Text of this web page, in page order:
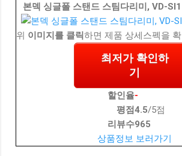
본덱 싱글폴 스탠드 스팀다리미, VD-
위 이미지를 클릭하면 제품 상세스펙을
최저가 확인하
기
할인율-
평점4.5/5점
리뷰수965
상품정보 보러가기